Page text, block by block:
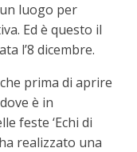
luogo per
Ed è questo il
l’8 dicembre.
prima di aprire
è in
feste ‘Echi di
realizzato una